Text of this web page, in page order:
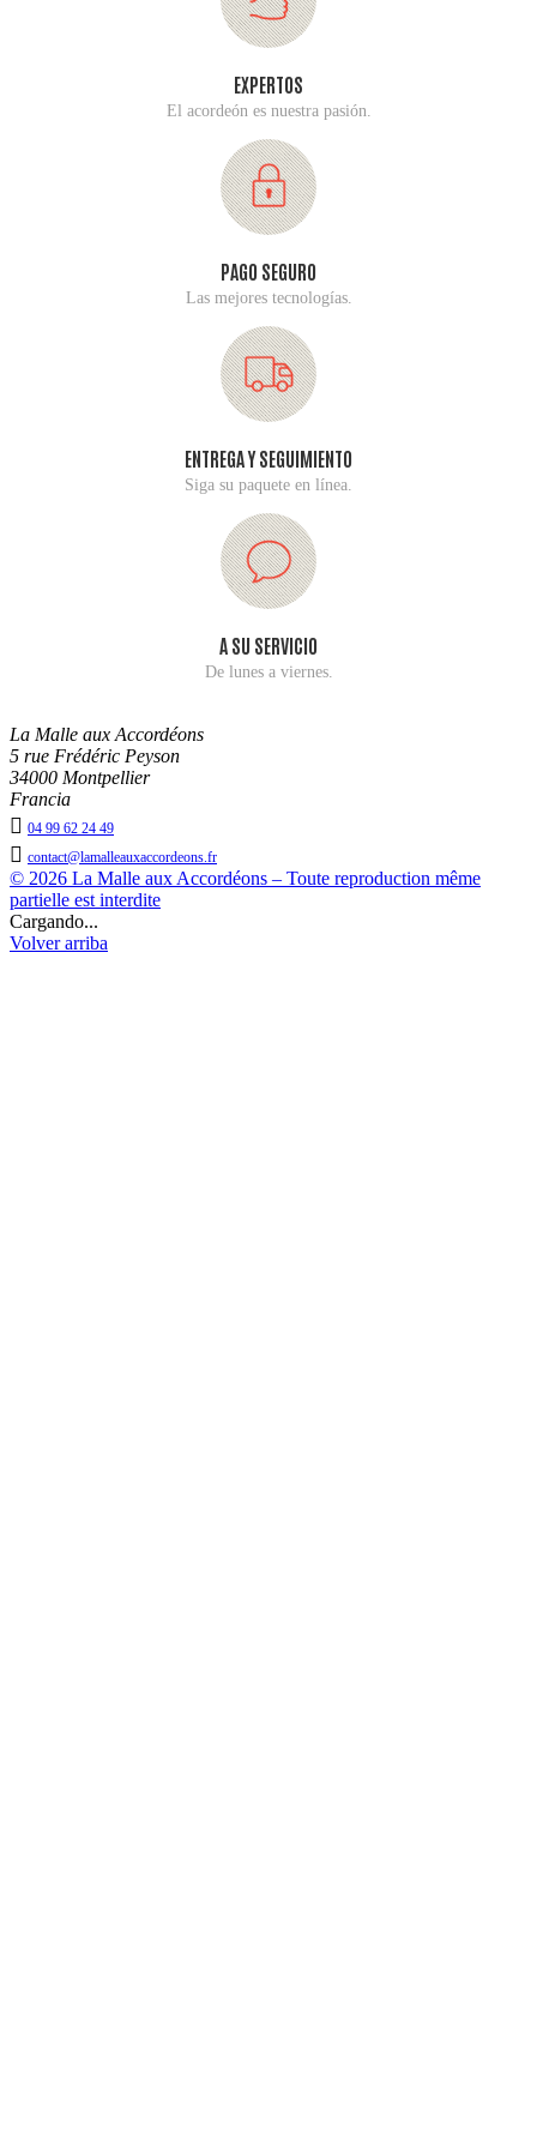
EXPERTOS
El acordeón es nuestra pasión.
PAGO SEGURO
Las mejores tecnologías.
ENTREGA Y SEGUIMIENTO
Siga su paquete en línea.
A SU SERVICIO
De lunes a viernes.
La Malle aux Accordéons
5 rue Frédéric Peyson
34000 Montpellier
Francia
 04 99 62 24 49
 contact@lamalleauxaccordeons.fr
© 2026 La Malle aux Accordéons – Toute reproduction même
partielle est interdite
Cargando...
Volver arriba